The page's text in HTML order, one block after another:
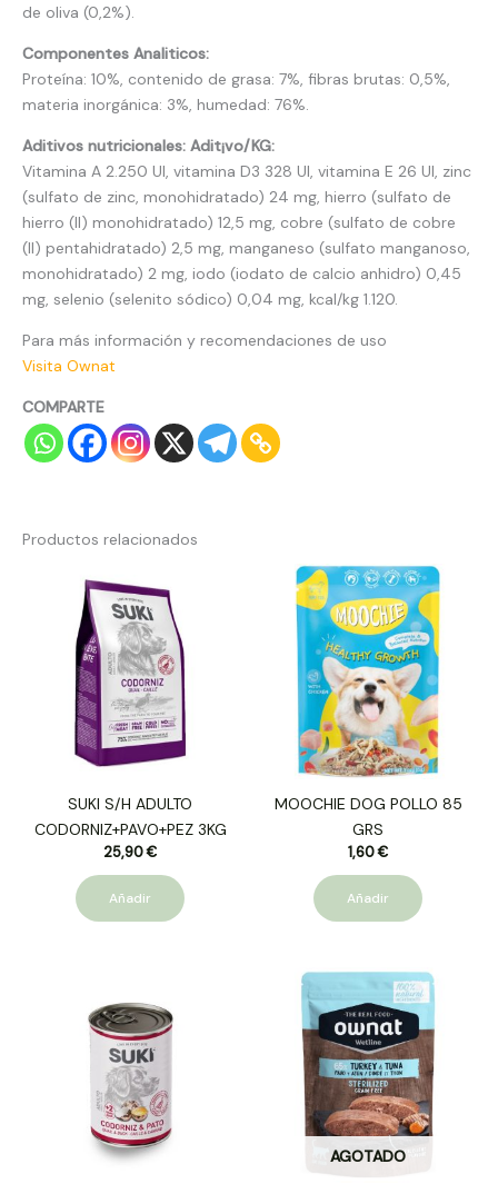
de oliva (0,2%).
Componentes Analiticos:
Proteína: 10%, contenido de grasa: 7%, fibras brutas: 0,5%,
materia inorgánica: 3%, humedad: 76%.
Aditivos nutricionales: Adit¡vo/KG:
Vitamina A 2.250 UI, vitamina D3 328 UI, vitamina E 26 UI, zinc
(sulfato de zinc, monohidratado) 24 mg, hierro (sulfato de
hierro (II) monohidratado) 12,5 mg, cobre (sulfato de cobre
(II) pentahidratado) 2,5 mg, manganeso (sulfato manganoso,
monohidratado) 2 mg, iodo (iodato de calcio anhidro) 0,45
mg, selenio (selenito sódico) 0,04 mg, kcal/kg 1.120.
Para más información y recomendaciones de uso
Visita Ownat
COMPARTE
Productos relacionados
SUKI S/H ADULTO
CODORNIZ+PAVO+PEZ 3KG
25,90€
Añadir
MOOCHIE DOG POLLO 85
GRS
1,60€
Añadir
AGOTADO